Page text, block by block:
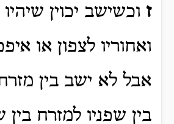
ז וכשישב יכוין
ואחוריו לצפון או
אבל לא ישב בין
בין שפניו למזרח בין